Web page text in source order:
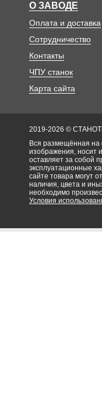
О ЗАВОДЕ
Оплата и доставка
Сотрудничество
Контакты
ЧПУ станок
Карта сайта
2019-2026 ©
Вся размещённая на
изображения, носит
оставляет за собой
эксплуатационные
сайте товара могут
наличия, цвета и
необходимо
Условия